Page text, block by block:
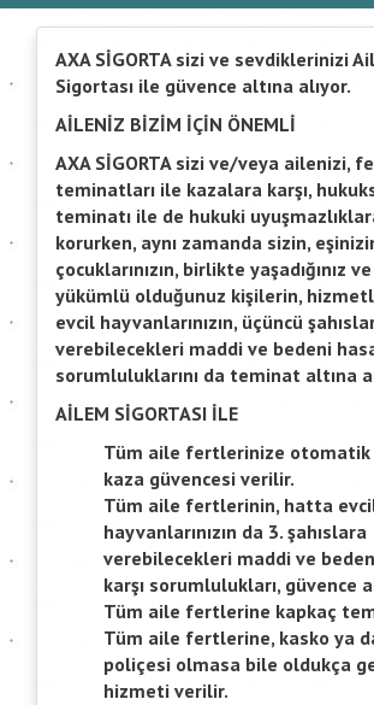
AXA SİGORTA sizi ve sevdiklerinizi
Sigortası ile güvence altına alıyor.
AİLENİZ BİZİM İÇİN ÖNEMLİ
AXA SİGORTA sizi ve/veya ailenizi,
teminatları ile kazalara karşı,
teminatı ile de hukuki
korurken, aynı zamanda sizin,
çocuklarınızın, birlikte yaşadığınız
yükümlü olduğunuz kişilerin,
evcil hayvanlarınızın, üçüncü
verebilecekleri maddi ve bedeni
sorumluluklarını da teminat altına
AİLEM SİGORTASI İLE
Tüm aile fertlerinize
kaza güvencesi verilir.
Tüm aile fertlerinin, hatta
hayvanlarınızın da 3. şahıslara
verebilecekleri maddi ve
karşı sorumlulukları, güvence
Tüm aile fertlerine kapkaç
Tüm aile fertlerine, kasko ya
poliçesi olmasa bile oldukça
hizmeti verilir.